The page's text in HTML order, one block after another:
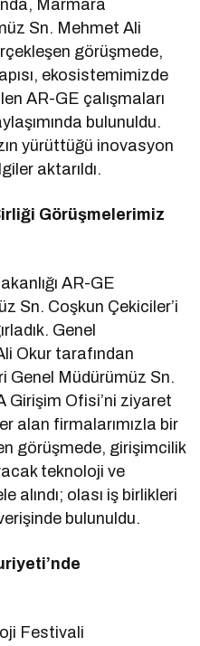
Marmara
Sn. Mehmet Ali
görüşmede,
ekosistemimizde
AR-GE çalışmaları
bulunuldu.
yürüttüğü inovasyon
aktarıldı.
Görüşmelerimiz
AR-GE
Sn. Coşkun Çekiciler’i
Genel
Okur tarafından
Genel Müdürümüz Sn.
Girişim Ofisi’ni ziyaret
alan firmalarımızla bir
görüşmede, girişimcilik
teknoloji ve
alındı; olası iş birlikleri
bulunuldu.
Festivali